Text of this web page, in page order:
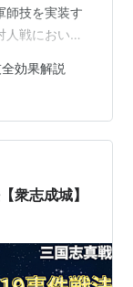
師技を実装す
戦において
て欲しいで
👍 < 目次 > １
・ 軍師技使用
全軍師技効果
効果解説
衆志成城】